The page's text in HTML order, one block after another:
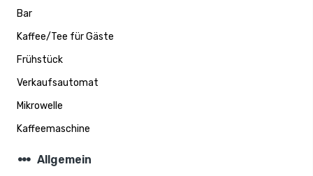
Bar
Kaffee/Tee für Gäste
Frühstück
Verkaufsautomat
Mikrowelle
Kaffeemaschine
steppers Allgemein